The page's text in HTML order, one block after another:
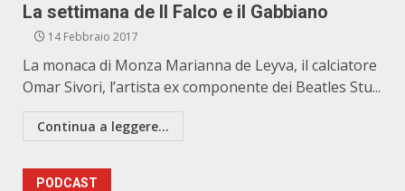
La settimana de Il Falco e il Gabbiano
14 Febbraio 2017
La monaca di Monza Marianna de Leyva, il calciatore
Omar Sivori, l’artista ex componente dei Beatles Stu...
Continua a leggere...
PODCAST